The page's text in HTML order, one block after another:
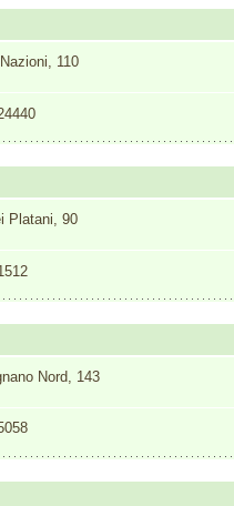
110
Platani, 90
Nord, 143